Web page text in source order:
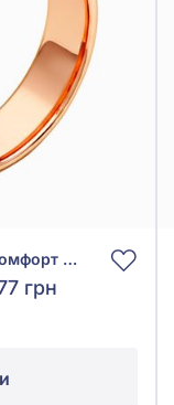
Обручка американка комфорт з червоного золота 585°, арт. КОА 099со
грн